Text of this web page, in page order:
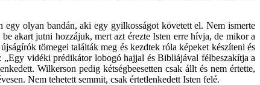
olyan bandán, aki egy gyilkosságot követett el. Nem ismerte
akart jutni hozzájuk, mert azt érezte Isten erre hívja, de mikor a
tömegei találták meg és kezdtek róla képeket készíteni és
vidéki prédikátor lobogó hajjal és Bibliájával félbeszakítja a
Wilkerson pedig kétségbeesetten csak állt és nem értette,
Nem tehetett semmit, csak értetlenkedett Isten felé.